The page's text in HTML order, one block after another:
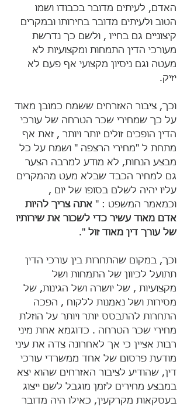
האדם, לעיתים מדובר בכבודו ושמו
הטוב ולעיתים מדובר בחירותו ובמקרים
קיצוניים גם בחייו , ולשם כך נדרשת
מעורכי הדין התמחות ומקצועיות לא
מעטה וגם ניסיון מקצועי אף פעם לא
יזיק.
וכך, ציבור האזרחים ששמח כמובן מאוד
על כך שמחירי שכר הטרחה של עורכי
הדין הופכים זולים יותר ויותר , זאת אף
מתחת ל "מחירי הרצפה " ושמח על כל
מבצע הנחות, לא מודע למרבה הצער
גם למחיר הכבד שבלא מעט מהמקרים
עליו יהיה לשלם בסופו של יום ,
וכמאמר המשפט : " אתה צריך להיות
אדם מאוד עשיר כדי לשכור את שירותיו
של עורך דין מאוד זול ".
וכך, במקום שהתחרות בין עורכי הדין
תתועל לכיוון של התמחות ושל
מקצועיות , של יושרה ושל הגינות, של
מסירות ושל נאמנות ללקוח , הפכה
התחרות להתבסס יותר ויותר על הוזלת
מחירי שכר הטרחה . כדוגמא אחת מיני
רבות אציין כי אך לאחרונה צדה את עיני
מודעת פרסום של אחד ממשרדי עורכי
דין, שהודיע לציבור האזרחים שהוא יצא
במבצע מחירים לזמן מוגבל לשם ייצוג
בעסקאות מקרקעין, כאילו היה מדובר